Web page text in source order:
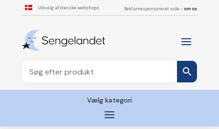
Udvalg af danske webshops Reklamesponsoreret side –om os
Vælg kategori